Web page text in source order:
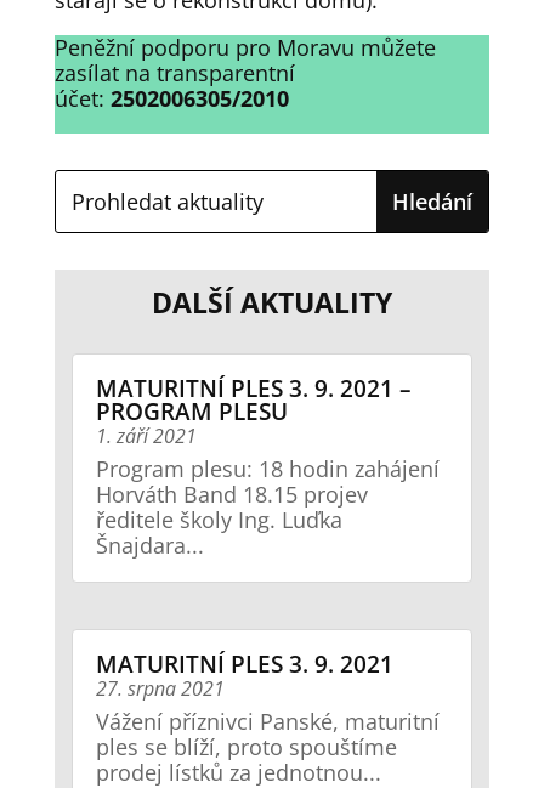
Peněžní podporu pro Moravu můžete
zasílat na transparentní
účet: 2502006305/2010
DALŠÍ AKTUALITY
MATURITNÍ PLES 3. 9. 2021 –
PROGRAM PLESU
1. září 2021
Program plesu: 18 hodin zahájení
Horváth Band 18.15 projev
ředitele školy Ing. Luďka
Šnajdara...
MATURITNÍ PLES 3. 9. 2021
27. srpna 2021
Vážení příznivci Panské, maturitní
ples se blíží, proto spouštíme
prodej lístků za jednotnou...